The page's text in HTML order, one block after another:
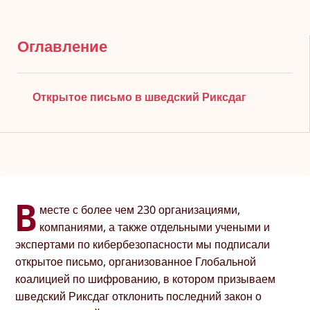
Оглавление
Открытое письмо в шведский Риксдаг
В месте с более чем 230 организациями,
компаниями, а также отдельными учеными и
экспертами по кибербезопасности мы подписали
открытое письмо, организованное Глобальной
коалицией по шифрованию, в котором призываем
шведский Риксдаг отклонить последний закон о